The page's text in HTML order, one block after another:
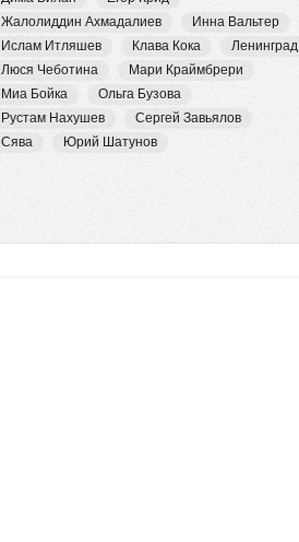
Жалолиддин Ахмадалиев
Инна Вальтер
Ислам Итляшев
Клава Кока
Ленинград
Люся Чеботина
Мари Краймбрери
Миа Бойка
Ольга Бузова
Рустам Нахушев
Сергей Завьялов
Сява
Юрий Шатунов